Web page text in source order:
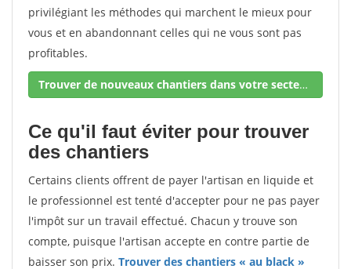
privilégiant les méthodes qui marchent le mieux pour
vous et en abandonnant celles qui ne vous sont pas
profitables.
Trouver de nouveaux chantiers dans votre secteur !
Ce qu'il faut éviter pour trouver
des chantiers
Certains clients offrent de payer l'artisan en liquide et
le professionnel est tenté d'accepter pour ne pas payer
l'impôt sur un travail effectué. Chacun y trouve son
compte, puisque l'artisan accepte en contre partie de
baisser son prix. Trouver des chantiers « au black »